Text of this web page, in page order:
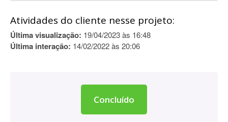
Atividades do cliente nesse projeto:
Última visualização: 19/04/2023 às 16:48
Última interação: 14/02/2022 às 20:06
Concluído